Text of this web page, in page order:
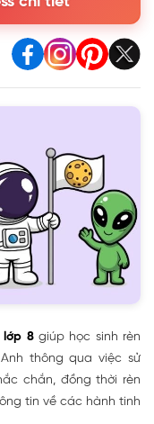
lớp 8giúp học sinh rèn
thông qua việc sử
chắn, đồng thời rèn
tin về các hành tinh